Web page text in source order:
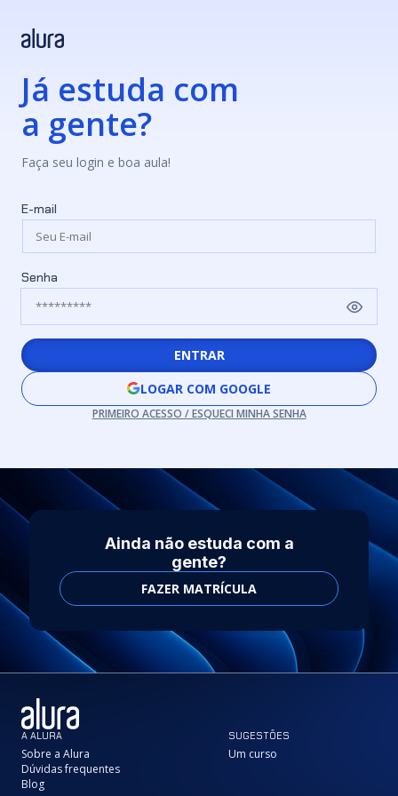
Já estuda com
a gente?
Faça seu login e boa aula!
E-mail
Senha
ENTRAR
LOGAR COM GOOGLE
PRIMEIRO ACESSO / ESQUECI MINHA SENHA
Ainda não estuda com a
gente?
FAZER MATRÍCULA
A ALURA
Sobre a Alura
Dúvidas frequentes
Blog
SUGESTÕES
Um curso